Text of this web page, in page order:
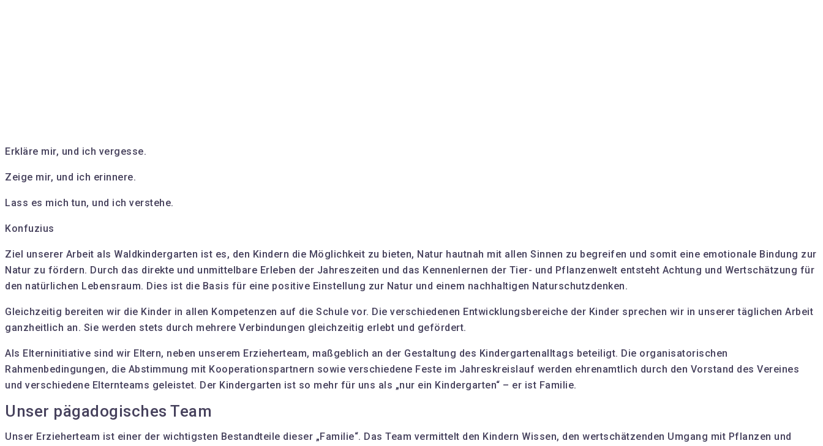
Erkläre mir, und ich vergesse.
Zeige mir, und ich erinnere.
Lass es mich tun, und ich verstehe.
Konfuzius
Ziel unserer Arbeit als Waldkindergarten ist es, den Kindern die Möglichkeit zu bieten, Natur hautnah mit allen Sinnen zu begreifen und somit eine emotionale Bindung zur
Natur zu fördern. Durch das direkte und unmittelbare Erleben der Jahreszeiten und das Kennenlernen der Tier- und Pflanzenwelt entsteht Achtung und Wertschätzung für
den natürlichen Lebensraum. Dies ist die Basis für eine positive Einstellung zur Natur und einem nachhaltigen Naturschutzdenken.
Gleichzeitig bereiten wir die Kinder in allen Kompetenzen auf die Schule vor. Die verschiedenen Entwicklungsbereiche der Kinder sprechen wir in unserer täglichen Arbeit
ganzheitlich an. Sie werden stets durch mehrere Verbindungen gleichzeitig erlebt und gefördert.
Als Elterninitiative sind wir Eltern, neben unserem Erzieherteam, maßgeblich an der Gestaltung des Kindergartenalltags beteiligt. Die organisatorischen
Rahmenbedingungen, die Abstimmung mit Kooperationspartnern sowie verschiedene Feste im Jahreskreislauf werden ehrenamtlich durch den Vorstand des Vereines
und verschiedene Elternteams geleistet. Der Kindergarten ist so mehr für uns als „nur ein Kindergarten“ – er ist Familie.
Unser pägadogisches Team
Unser Erzieherteam ist einer der wichtigsten Bestandteile dieser „Familie“. Das Team vermittelt den Kindern Wissen, den wertschätzenden Umgang mit Pflanzen und